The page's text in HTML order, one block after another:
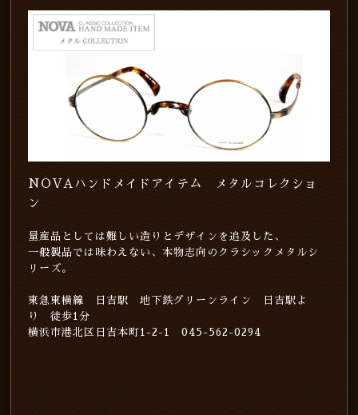
NOVAハンドメイドアイテム メタルコレクショ
ン
量産品としては難しい造りとデザインを追及した、
一般製品では味わえない、本物志向のクラシックメタルシ
リーズ。
東急東横線 日吉駅 地下鉄グリーンライン 日吉駅よ
り 徒歩1分
横浜市港北区日吉本町1-2-1 045-562-0294